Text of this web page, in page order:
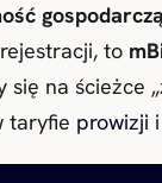
to
na
taryfie prowizji